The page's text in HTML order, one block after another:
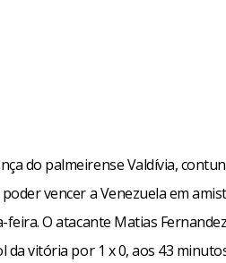
do palmeirense Valdívia,
vencer a Venezuela em
feira. O atacante Matias
da vitória por 1 x 0, aos 43